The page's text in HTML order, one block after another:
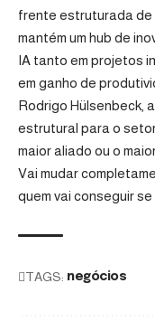
frente estruturada de
mantém um hub de
IA tanto em projetos
em ganho de
Rodrigo Hülsenbeck,
estrutural para o
maior aliado ou o
Vai mudar
quem vai conseguir
TAGS: negócios